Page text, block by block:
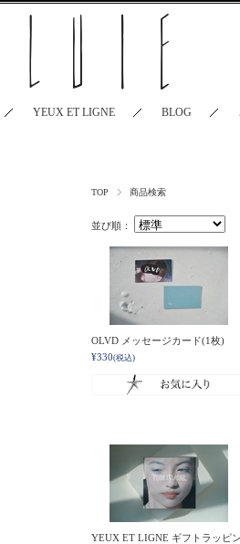
YEUX ET LIGNE BLOG
TOP 商品検索
並び順：
OLVD メッセージカード(1枚)
¥330(税込)
YEUX ET LIGNE ギフトラッピン